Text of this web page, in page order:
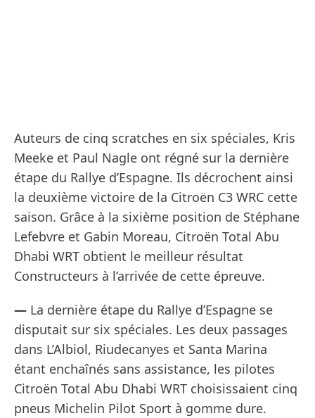
Auteurs de cinq scratches en six spéciales, Kris
Meeke et Paul Nagle ont régné sur la dernière
étape du Rallye d’Espagne. Ils décrochent ainsi
la deuxième victoire de la Citroën C3 WRC cette
saison. Grâce à la sixième position de Stéphane
Lefebvre et Gabin Moreau, Citroën Total Abu
Dhabi WRT obtient le meilleur résultat
Constructeurs à l’arrivée de cette épreuve.
— La dernière étape du Rallye d’Espagne se
disputait sur six spéciales. Les deux passages
dans L’Albiol, Riudecanyes et Santa Marina
étant enchaînés sans assistance, les pilotes
Citroën Total Abu Dhabi WRT choisissaient cinq
pneus Michelin Pilot Sport à gomme dure.